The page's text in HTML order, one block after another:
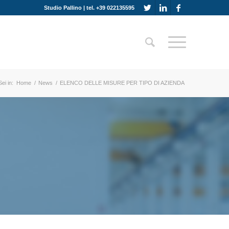
Studio Pallino | tel. +39 022135595
in: Home / News / ELENCO DELLE MISURE PER TIPO DI AZIENDA